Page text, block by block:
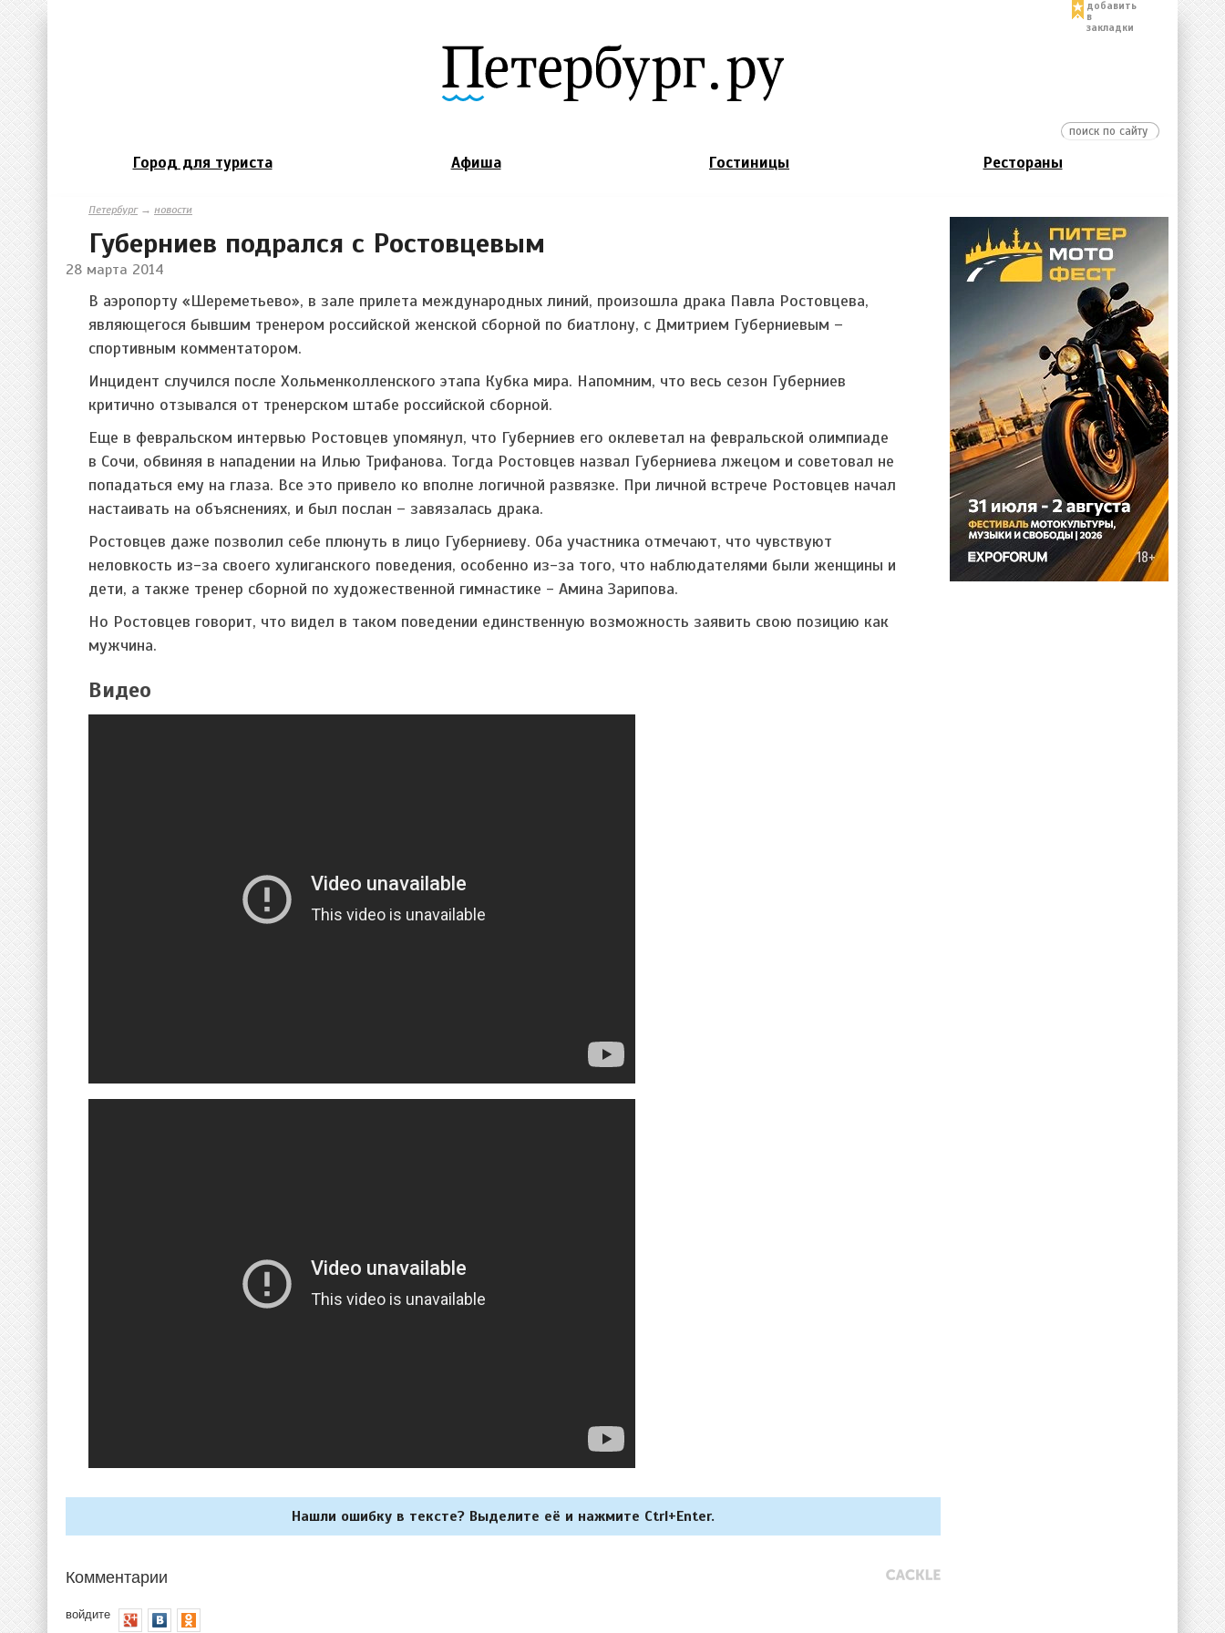
добавить
в
закладки
Город для туриста Афиша Гостиницы Рестораны
Петербург→ новости
Губерниев подрался с Ростовцевым
28 марта 2014
В аэропорту «Шереметьево», в зале прилета международных линий, произошла драка Павла Ростовцева,
являющегося бывшим тренером российской женской сборной по биатлону, с Дмитрием Губерниевым –
спортивным комментатором.
Инцидент случился после Хольменколленского этапа Кубка мира. Напомним, что весь сезон Губерниев
критично отзывался от тренерском штабе российской сборной.
Еще в февральском интервью Ростовцев упомянул, что Губерниев его оклеветал на февральской олимпиаде
в Сочи, обвиняя в нападении на Илью Трифанова. Тогда Ростовцев назвал Губерниева лжецом и советовал не
попадаться ему на глаза. Все это привело ко вполне логичной развязке. При личной встрече Ростовцев начал
настаивать на объяснениях, и был послан – завязалась драка.
Ростовцев даже позволил себе плюнуть в лицо Губерниеву. Оба участника отмечают, что чувствуют
неловкость из-за своего хулиганского поведения, особенно из-за того, что наблюдателями были женщины и
дети, а также тренер сборной по художественной гимнастике - Амина Зарипова.
Но Ростовцев говорит, что видел в таком поведении единственную возможность заявить свою позицию как
мужчина.
Видео
Нашли ошибку в тексте? Выделите её и нажмите Ctrl+Enter.
Комментарии
войдите